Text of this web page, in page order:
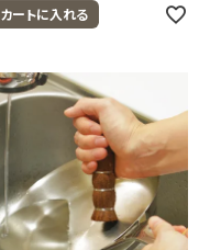
カートに入れる